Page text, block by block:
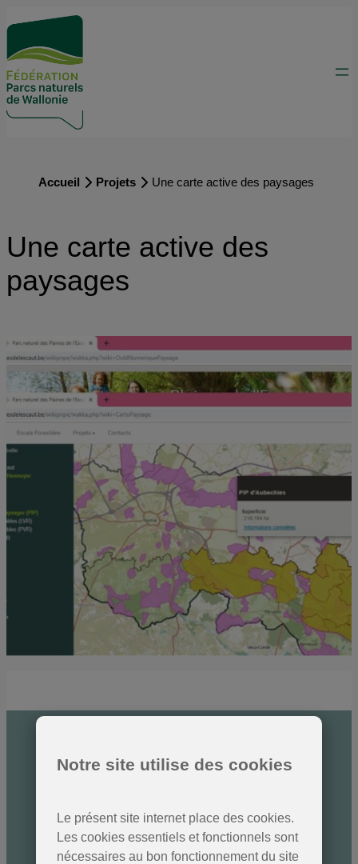
Accueil Projets Une carte active des paysages
Une carte active des
paysages
Des nouvelles des Parcs
SOUMETTRE
Notre site utilise des cookies
Le présent site internet place des cookies.
Les cookies essentiels et fonctionnels sont
nécessaires au bon fonctionnement du site